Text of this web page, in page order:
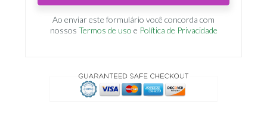
Ao enviar este formulário você concorda com
nossos Termos de uso e Política de Privacidade